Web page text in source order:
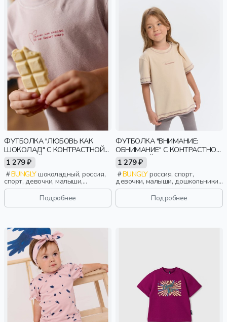
ФУТБОЛКА "ЛЮБОВЬ КАК
ШОКОЛАД" С КОНТРАСТНОЙ
ОТДЕЛКОЙ
1 279 ₽
BUNGLYшоколадный, россия,
спорт, девочки, малыши,
дошкольники, дети
Подробнее
ФУТБОЛКА "ВНИМАНИЕ:
ОБНИМАНИЕ" С КОНТРАСТНОЙ
ОТДЕЛКОЙ
1 279 ₽
BUNGLYроссия, спорт,
девочки, малыши, дошкольники,
дети
Подробнее